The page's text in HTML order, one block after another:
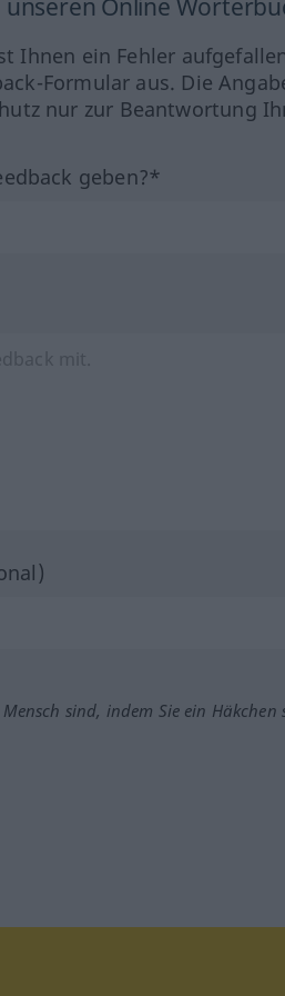
unseren Online
Ihnen ein Fehler
Formular aus. Die
nur zur Beantwortung
geben?*
sind, indem Sie ein Häkchen